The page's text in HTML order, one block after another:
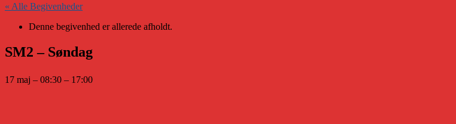
« Alle Begivenheder
Denne begivenhed er allerede afholdt.
SM2 – Søndag
17 maj – 08:30 – 17:00